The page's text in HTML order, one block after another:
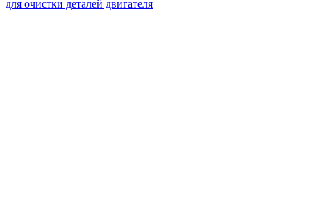
для очистки деталей двигателя